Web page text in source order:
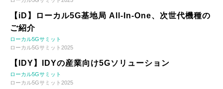
【iD】ローカル5G基地局 All-In-One、次世代機種の
ご紹介
ローカル5Gサミット
ローカル5Gサミット2025
【IDY】IDYの産業向け5Gソリューション
ローカル5Gサミット
ローカル5Gサミット2025